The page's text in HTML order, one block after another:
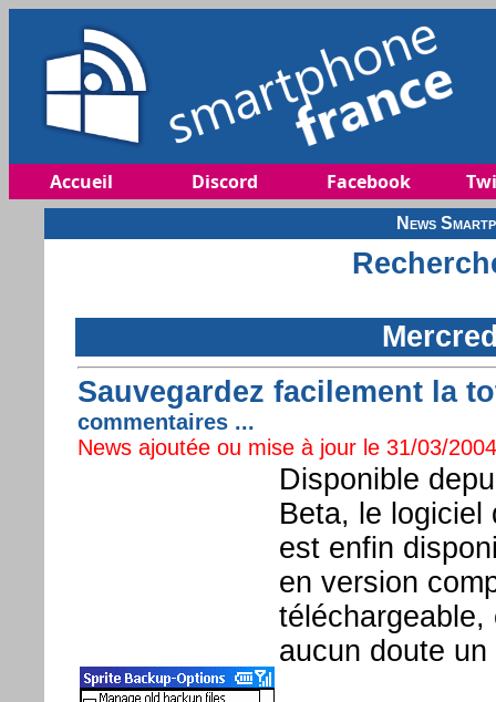
Accueil Discord Facebook
News
Sauvegardez facilement la
commentaires ...
News ajoutée ou mise à jour le 31/03/
Disponible
Beta, le
est enfin
en version
téléchargeable,
aucun doute